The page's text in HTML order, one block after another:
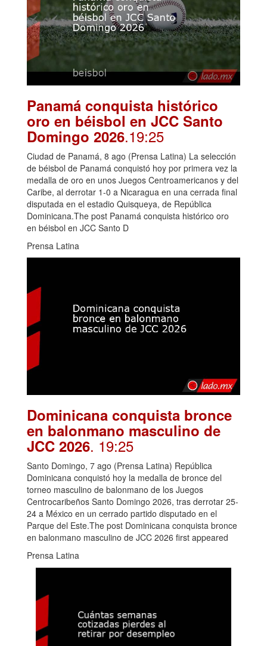
Panamá conquista histórico
oro en béisbol en JCC Santo
Domingo 2026.19:25
Ciudad de Panamá, 8 ago (Prensa Latina) La selección
de béisbol de Panamá conquistó hoy por primera vez la
medalla de oro en unos Juegos Centroamericanos y del
Caribe, al derrotar 1-0 a Nicaragua en una cerrada final
disputada en el estadio Quisqueya, de República
Dominicana.The post Panamá conquista histórico oro
en béisbol en JCC Santo D
Prensa Latina
Dominicana conquista bronce
en balonmano masculino de
JCC 2026. 19:25
Santo Domingo, 7 ago (Prensa Latina) República
Dominicana conquistó hoy la medalla de bronce del
torneo masculino de balonmano de los Juegos
Centrocaribeños Santo Domingo 2026, tras derrotar 25-
24 a México en un cerrado partido disputado en el
Parque del Este.The post Dominicana conquista bronce
en balonmano masculino de JCC 2026 first appeared
Prensa Latina